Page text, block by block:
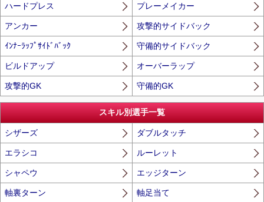
ハードプレス プレーメイカー
アンカー 攻撃的サイドバック
ｲﾝﾅｰﾗｯﾌﾟｻｲﾄﾞﾊﾞｯｸ 守備的サイドバック
ビルドアップ オーバーラップ
攻撃的GK 守備的GK
スキル別選手一覧
シザーズ ダブルタッチ
エラシコ ルーレット
シャペウ エッジターン
軸裏ターン 軸足当て